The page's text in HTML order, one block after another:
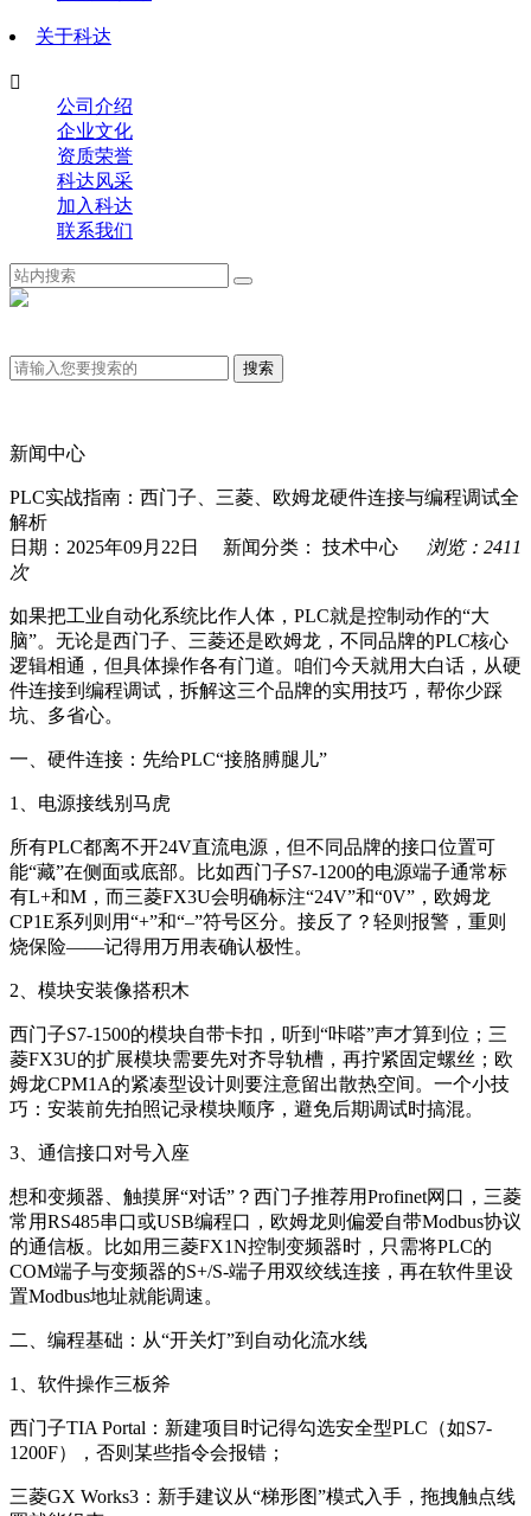
关于科达

公司介绍
企业文化
资质荣誉
科达风采
加入科达
联系我们
新闻中心
PLC实战指南：西门子、三菱、欧姆龙硬件连接与编程调试全
解析
日期：2025年09月22日 新闻分类： 技术中心
浏览：2411
次
如果把工业自动化系统比作人体，PLC就是控制动作的“大
脑”。无论是西门子、三菱还是欧姆龙，不同品牌的PLC核心
逻辑相通，但具体操作各有门道。咱们今天就用大白话，从硬
件连接到编程调试，拆解这三个品牌的实用技巧，帮你少踩
坑、多省心。
一、硬件连接：先给PLC“接胳膊腿儿”
1、电源接线别马虎
所有PLC都离不开24V直流电源，但不同品牌的接口位置可
能“藏”在侧面或底部。比如西门子S7-1200的电源端子通常标
有L+和M，而三菱FX3U会明确标注“24V”和“0V”，欧姆龙
CP1E系列则用“+”和“–”符号区分。接反了？轻则报警，重则
烧保险——记得用万用表确认极性。
2、模块安装像搭积木
西门子S7-1500的模块自带卡扣，听到“咔嗒”声才算到位；三
菱FX3U的扩展模块需要先对齐导轨槽，再拧紧固定螺丝；欧
姆龙CPM1A的紧凑型设计则要注意留出散热空间。一个小技
巧：安装前先拍照记录模块顺序，避免后期调试时搞混。
3、通信接口对号入座
想和变频器、触摸屏“对话”？西门子推荐用Profinet网口，三菱
常用RS485串口或USB编程口，欧姆龙则偏爱自带Modbus协议
的通信板。比如用三菱FX1N控制变频器时，只需将PLC的
COM端子与变频器的S+/S-端子用双绞线连接，再在软件里设
置Modbus地址就能调速。
二、编程基础：从“开关灯”到自动化流水线
1、软件操作三板斧
西门子TIA Portal：新建项目时记得勾选安全型PLC（如S7-
1200F），否则某些指令会报错；
三菱GX Works3：新手建议从“梯形图”模式入手，拖拽触点线